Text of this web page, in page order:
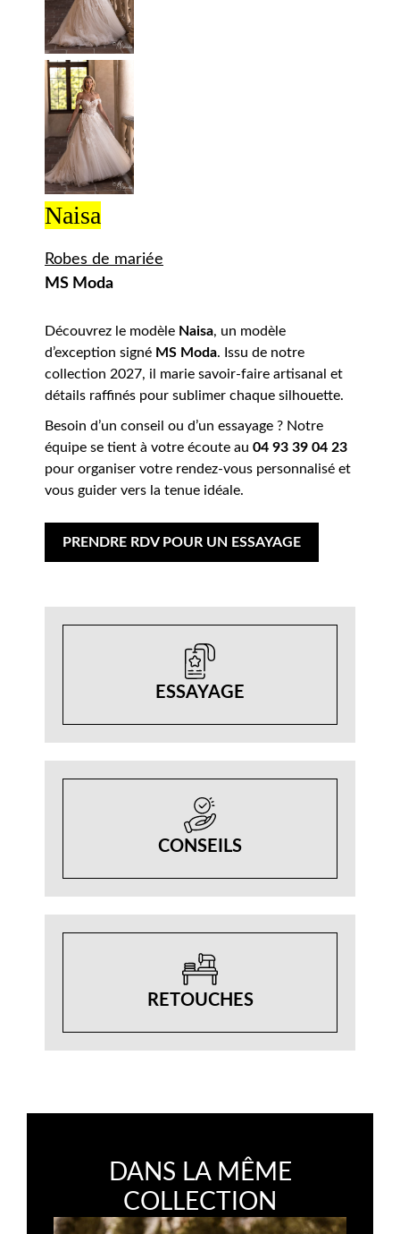
Naisa
Robes de mariée
MS Moda
Découvrez le modèle Naisa, un modèle
d’exception signé MS Moda. Issu de notre
collection 2027, il marie savoir-faire artisanal et
détails raffinés pour sublimer chaque silhouette.
Besoin d’un conseil ou d’un essayage ? Notre
équipe se tient à votre écoute au 04 93 39 04 23
pour organiser votre rendez-vous personnalisé et
vous guider vers la tenue idéale.
PRENDRE RDV POUR UN ESSAYAGE
ESSAYAGE
CONSEILS
RETOUCHES
DANS LA MÊME
COLLECTION